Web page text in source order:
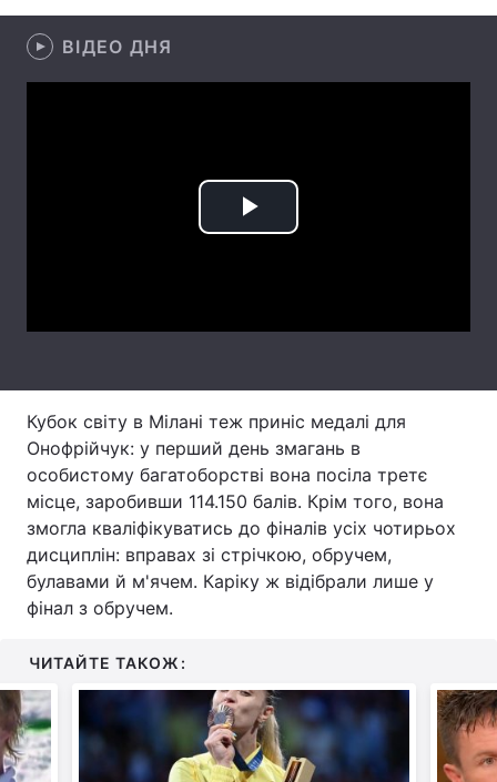
Відео з Youtube
Інтерв'ю Думки
Тема оформлення
ВІДЕО ДНЯ
Play
Кубок світу в Мілані теж приніс медалі для
Онофрійчук: у перший день змагань в
особистому багатоборстві вона посіла третє
місце, заробивши 114.150 балів. Крім того, вона
змогла кваліфікуватись до фіналів усіх чотирьох
дисциплін: вправах зі стрічкою, обручем,
булавами й м'ячем. Каріку ж відібрали лише у
фінал з обручем.
ЧИТАЙТЕ ТАКОЖ: